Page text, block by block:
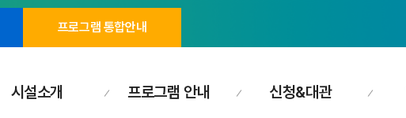
프로그램 통합안내
시설소개 프로그램 안내 신청&대관